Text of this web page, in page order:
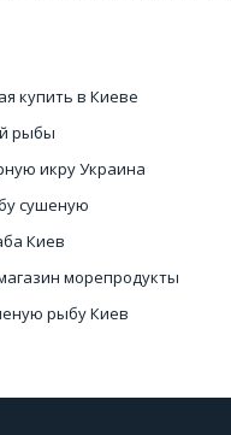
купить в Киеве
рыбы
икру Украина
сушеную
Киев
морепродукты
рыбу Киев